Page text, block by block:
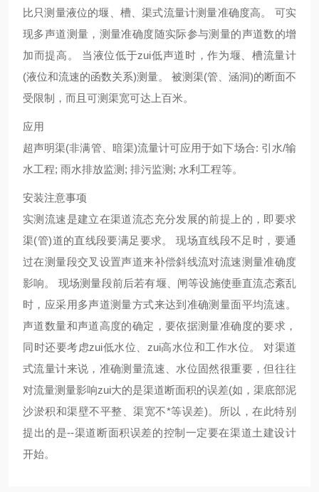
比只测量液位的堰、槽、渠式流量计测量准确度高。 可实
现多声道测量，测量准确度随实际参与测量的声道数的增
加而提高。 当液位低于zui低声道时，作为堰、槽流量计
(液位和流速的函数关系)测量。 被测渠(管、涵洞)的断面不
受限制，而且可测渠宽可达上百米。
应用
超声明渠(非满管、暗渠)流量计可应用于如下场合: 引水/输
水工程; 雨水排放监测; 排污监测; 水利工程等。
安装注意事项
实测流速是建立在渠道流态充分发展的前提上的，即要求
渠(管)道的直线段要满足要求。 现场直线段不足时，要通
过在测量段交叉设置声道来补偿斜线流对流速测量准确度
影响。 现场测量段前后若有堰、闸等设施使垂直流态紊乱
时，应采用多声道测量方式来达到准确测量面平均流速。
声道数量和声道高度的确定，要依据测量准确度的要求，
同时还要考虑zui低水位、zui高水位和工作水位。 对渠道
式流量计来说，准确测量流速、水位固然很重要，但往往
对流量测量影响zui大的是渠道断面积的误差(如，渠底部泥
沙淤积和渠壁不平整、渠宽不*等误差)。所以，在此特别
提出的是--渠道断面积误差的控制一定要在渠道土建设计
开始。